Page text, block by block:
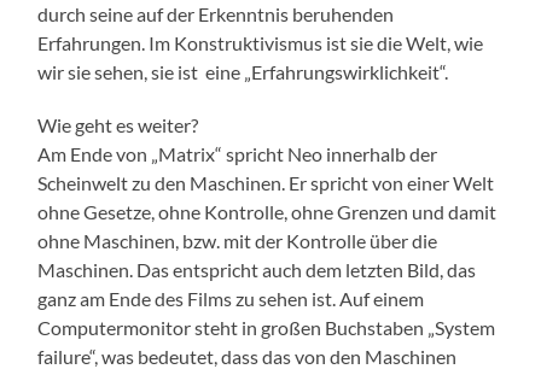
durch seine auf der Erkenntnis beruhenden
Erfahrungen. Im Konstruktivismus ist sie die Welt, wie
wir sie sehen, sie ist eine „Erfahrungswirklichkeit“.
Wie geht es weiter?
Am Ende von „Matrix“ spricht Neo innerhalb der
Scheinwelt zu den Maschinen. Er spricht von einer Welt
ohne Gesetze, ohne Kontrolle, ohne Grenzen und damit
ohne Maschinen, bzw. mit der Kontrolle über die
Maschinen. Das entspricht auch dem letzten Bild, das
ganz am Ende des Films zu sehen ist. Auf einem
Computermonitor steht in großen Buchstaben „System
failure“, was bedeutet, dass das von den Maschinen